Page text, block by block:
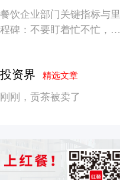
餐饮企业部门关键指标与里
程碑：不要盯着忙不忙，要
投资界精选文章
刚刚，贡茶被卖了